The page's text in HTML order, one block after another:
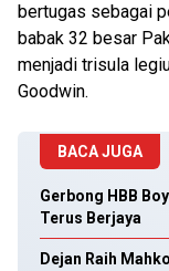
bertugas sebagai
babak 32 besar
menjadi trisula
Goodwin.
BACA JUGA
Gerbong HBB
Terus Berjaya
Dejan Raih